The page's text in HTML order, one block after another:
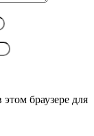
браузере для